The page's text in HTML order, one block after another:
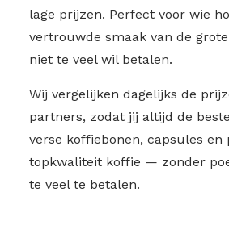
lage prijzen. Perfect voor wie
vertrouwde smaak van de
niet te veel wil betalen.
Wij vergelijken dagelijks de
partners, zodat jij altijd de
verse koffiebonen, capsules en
topkwaliteit koffie — zonder
te veel te betalen.